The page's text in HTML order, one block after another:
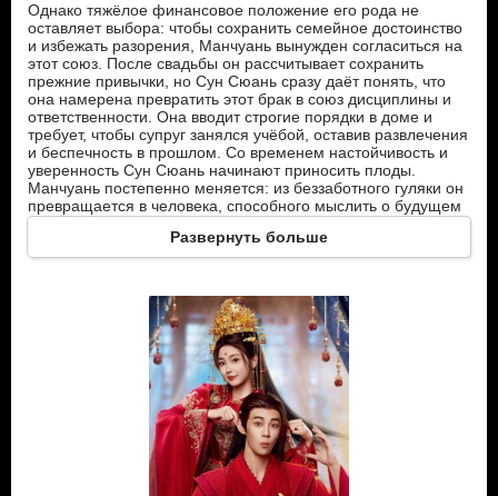
Однако тяжёлое финансовое положение его рода не
оставляет выбора: чтобы сохранить семейное достоинство
и избежать разорения, Манчуань вынужден согласиться на
этот союз. После свадьбы он рассчитывает сохранить
прежние привычки, но Сун Сюань сразу даёт понять, что
она намерена превратить этот брак в союз дисциплины и
ответственности. Она вводит строгие порядки в доме и
требует, чтобы супруг занялся учёбой, оставив развлечения
и беспечность в прошлом. Со временем настойчивость и
уверенность Сун Сюань начинают приносить плоды.
Манчуань постепенно меняется: из беззаботного гуляки он
превращается в человека, способного мыслить о будущем
своей семьи и государства. Но мирная жизнь длится
недолго. Серьёзная болезнь императора вызывает хаос
при дворе и обостряет борьбу за власть.
Развернуть больше